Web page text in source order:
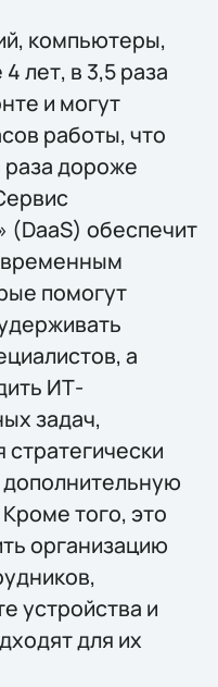
компьютеры,
лет, в 3,5 раза
и могут
работы, что
раза дороже
(DaaS) обеспечит
помогут
а
ИТ-
задач,
того, это
организацию
устройства и
для их